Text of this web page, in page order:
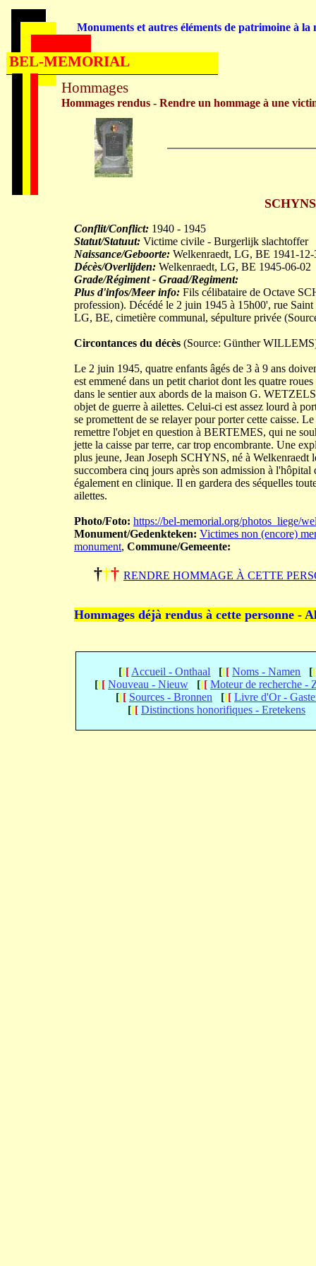
Conflit/Conflict: 1940 - 1945
Statut/Statuut: Victime civile - Burgerlijk slachtoffer
Naissance/Geboorte: Welkenraedt, LG, BE 1941-12-
Décès/Overlijden: Welkenraedt, LG, BE 1945-06-02
Grade/Régiment - Graad/Regiment:
Plus d'infos/Meer info: Fils célibataire de Octave
profession). Décédé le 2 juin 1945 à 15h00', rue
LG, BE, cimetière communal, sépulture privée
Circontances du décès (Source: Günther
Le 2 juin 1945, quatre enfants âgés de 3 à 9 ans
est emmené dans un petit chariot dont les quatre
dans le sentier aux abords de la maison G.
objet de guerre à ailettes. Celui-ci est assez lourd à
se promettent de se relayer pour porter cette caisse.
remettre l'objet en question à BERTEMES, qui ne
jette la caisse par terre, car trop encombrante. Une
plus jeune, Jean Joseph SCHYNS, né à
succombera cinq jours après son admission à
également en clinique. Il en gardera des séquelles
ailettes.
Photo/Foto: https://bel-memorial.org/photos_liege/
Monument/Gedenkteken: Victimes non (encore)
monument, Commune/Gemeente:
††† RENDRE HOMMAGE À CETTE
Hommages déjà rendus à cette personne -
[[[ Accueil - Onthaal [[[ Noms - Namen [[
[[[ Nouveau - Nieuw [[[ Moteur de recherche -
[[[ Sources - Bronnen [[[ Livre d'Or -
[[[ Distinctions honorifiques - Eretekens
Hommages
Hommages rendus - Rendre un hommage à une
Monuments et autres éléments de patrimoine à la
BEL-MEMORIAL